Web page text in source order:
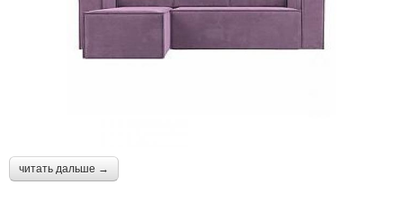
читать дальше →